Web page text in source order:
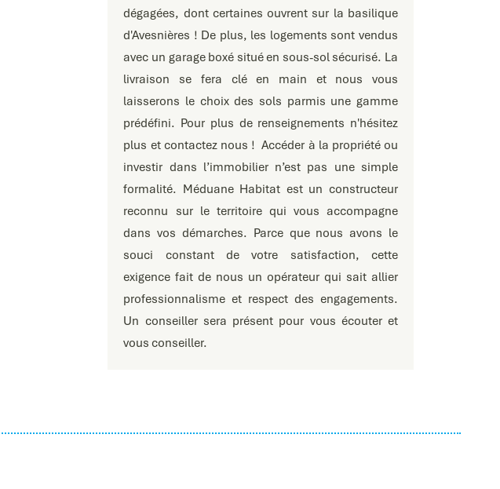
dégagées, dont certaines ouvrent sur la basilique
d'Avesnières ! De plus, les logements sont vendus
avec un garage boxé situé en sous-sol sécurisé. La
livraison se fera clé en main et nous vous
laisserons le choix des sols parmis une gamme
prédéfini. Pour plus de renseignements n'hésitez
plus et contactez nous ! Accéder à la propriété ou
investir dans l’immobilier n’est pas une simple
formalité. Méduane Habitat est un constructeur
reconnu sur le territoire qui vous accompagne
dans vos démarches. Parce que nous avons le
souci constant de votre satisfaction, cette
exigence fait de nous un opérateur qui sait allier
professionnalisme et respect des engagements.
Un conseiller sera présent pour vous écouter et
vous conseiller.